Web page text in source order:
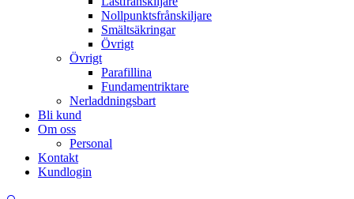
Nollpunktsfrånskiljare
Smältsäkringar
Övrigt
Övrigt
Parafillina
Fundamentriktare
Nerladdningsbart
Bli kund
Om oss
Personal
Kontakt
Kundlogin